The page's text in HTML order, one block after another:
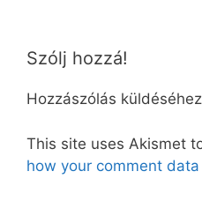
Szólj hozzá!
Hozzászólás küldéséhez
This site uses Akismet
how your comment